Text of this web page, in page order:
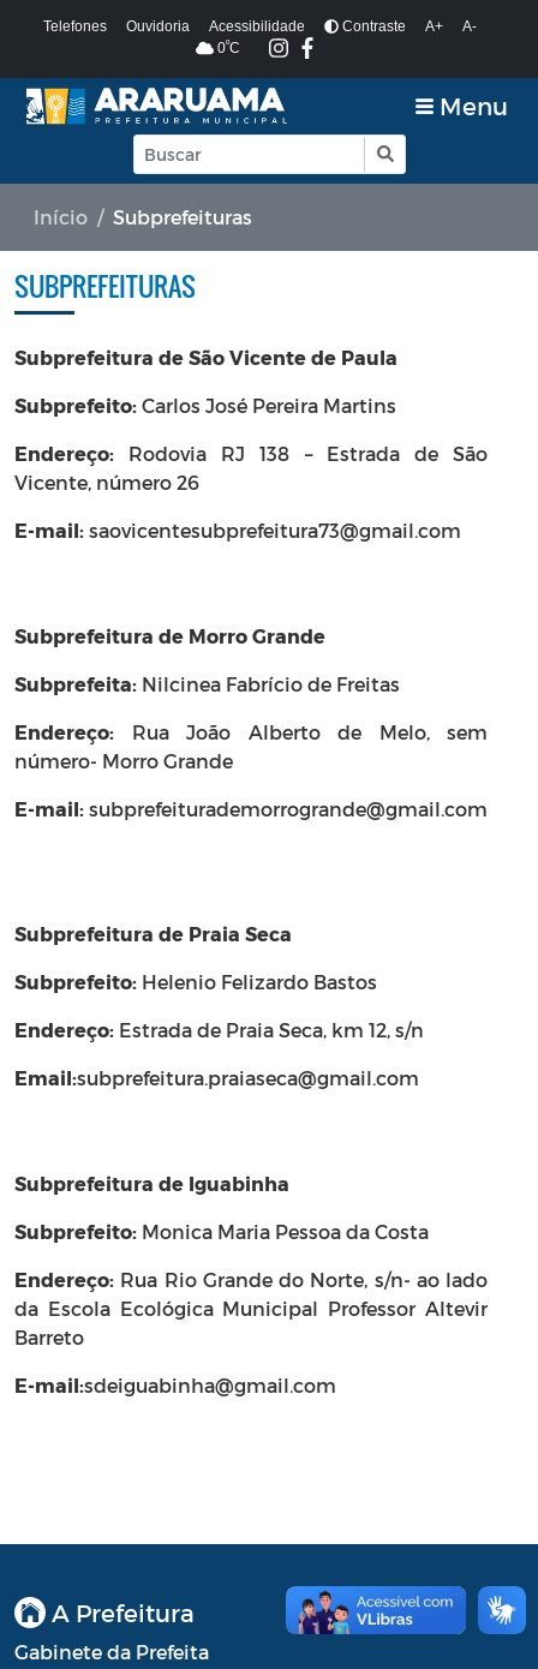
Telefones Ouvidoria Acessibilidade Contraste A+
A-
0ºC
Menu
Início Subprefeituras
SUBPREFEITURAS
Subprefeitura de São Vicente de Paula
Subprefeito: Carlos José Pereira Martins
Endereço: Rodovia RJ 138 – Estrada de São
Vicente, número 26
E-mail: saovicentesubprefeitura73@gmail.com
Subprefeitura de Morro Grande
Subprefeita: Nilcinea Fabrício de Freitas
Endereço: Rua João Alberto de Melo, sem
número- Morro Grande
E-mail: subprefeiturademorrogrande@gmail.com
Subprefeitura de Praia Seca
Subprefeito: Helenio Felizardo Bastos
Endereço: Estrada de Praia Seca, km 12, s/n
Email:subprefeitura.praiaseca@gmail.com
Subprefeitura de Iguabinha
Subprefeito: Monica Maria Pessoa da Costa
Endereço: Rua Rio Grande do Norte, s/n- ao lado
da Escola Ecológica Municipal Professor Altevir
Barreto
E-mail:sdeiguabinha@gmail.com
A Prefeitura
Gabinete da Prefeita